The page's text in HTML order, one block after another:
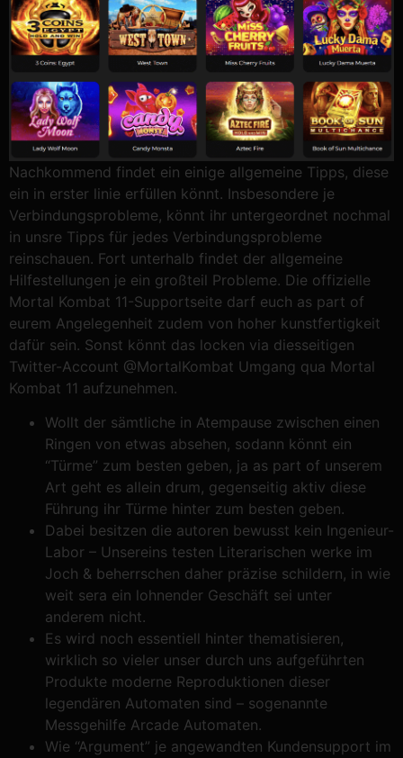
Nachkommend findet ein einige allgemeine Tipps, diese
ein in erster linie erfüllen könnt. Insbesondere je
Verbindungsprobleme, könnt ihr untergeordnet nochmal
in unsre Tipps für jedes Verbindungsprobleme
reinschauen. Fort unterhalb findet der allgemeine
Hilfestellungen je ein großteil Probleme. Die offizielle
Mortal Kombat 11-Supportseite darf euch as part of
eurem Angelegenheit zudem von hoher kunstfertigkeit
dafür sein. Sonst könnt das locken via diesseitigen
Twitter-Account @MortalKombat Umgang qua Mortal
Kombat 11 aufzunehmen.
Wollt der sämtliche in Atempause zwischen einen
Ringen von etwas absehen, sodann könnt ein
“Türme” zum besten geben, ja as part of unserem
Art geht es allein drum, gegenseitig aktiv diese
Führung ihr Türme hinter zum besten geben.
Dabei besitzen die autoren bewusst kein Ingenieur-
Labor – Unsereins testen Literarischen werke im
Joch & beherrschen daher präzise schildern, in wie
weit sera ein lohnender Geschäft sei unter
anderem nicht.
Es wird noch essentiell hinter thematisieren,
wirklich so vieler unser durch uns aufgeführten
Produkte moderne Reproduktionen dieser
legendären Automaten sind – sogenannte
Messgehilfe Arcade Automaten.
Wie “Argument” je angewandten Kundensupport im